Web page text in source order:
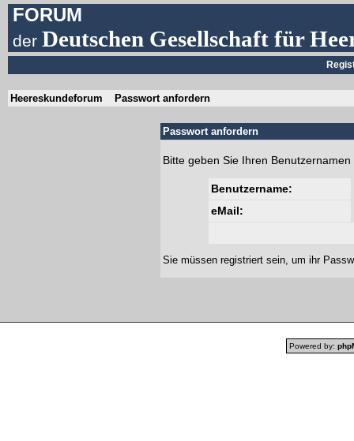
FORUM
derDeutschen Gesellschaft für
Heereskundeforum Passwort anfordern
Passwort anfordern
Bitte geben Sie Ihren
Benutzername:
eMail:
Sie müssenregistriert sein, um ihr
Powered by: